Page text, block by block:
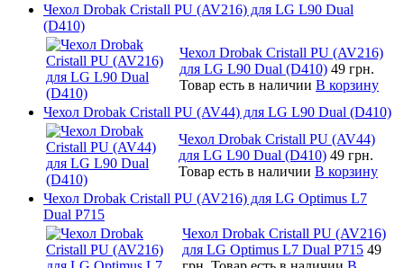
Чехол Drobak Cristall PU (AV216) для LG L90 Dual
(D410)
Чехол Drobak Cristall PU (AV216)
для LG L90 Dual (D410) 49 грн.
Товар есть в наличии В корзину
Чехол Drobak Cristall PU (AV44) для LG L90 Dual (D410)
Чехол Drobak Cristall PU (AV44)
для LG L90 Dual (D410) 49 грн.
Товар есть в наличии В корзину
Чехол Drobak Cristall PU (AV216) для LG Optimus L7
Dual P715
Чехол Drobak Cristall PU (AV216)
для LG Optimus L7 Dual P715 49